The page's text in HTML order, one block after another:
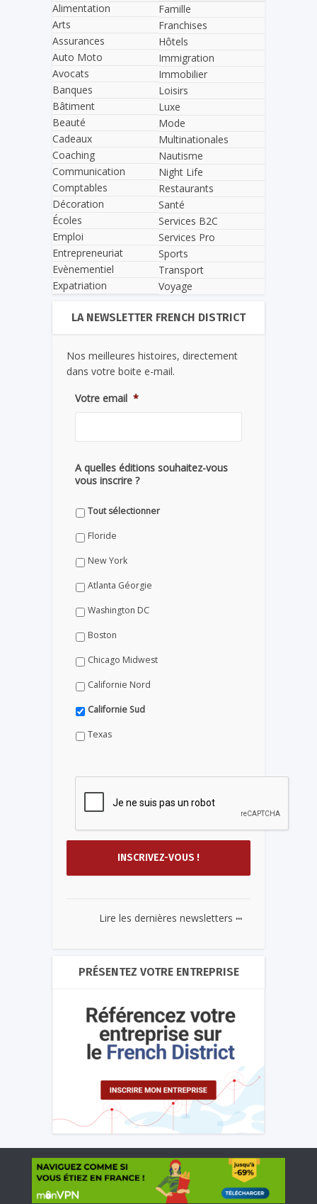
Alimentation
Arts
Assurances
Auto Moto
Avocats
Banques
Bâtiment
Beauté
Cadeaux
Coaching
Communication
Comptables
Décoration
Écoles
Emploi
Entrepreneuriat
Evènementiel
Expatriation
Famille
Franchises
Hôtels
Immigration
Immobilier
Loisirs
Luxe
Mode
Multinationales
Nautisme
Night Life
Restaurants
Santé
Services B2C
Services Pro
Sports
Transport
Voyage
LA NEWSLETTER FRENCH DISTRICT
Nos meilleures histoires, directement
dans votre boite e-mail.
Votre email *
A quelles éditions souhaitez-vous
vous inscrire ?
Tout sélectionner
Floride
New York
Atlanta Géorgie
Washington DC
Boston
Chicago Midwest
Californie Nord
Californie Sud
Texas
Lire les dernières newsletters ...
PRÉSENTEZ VOTRE ENTREPRISE